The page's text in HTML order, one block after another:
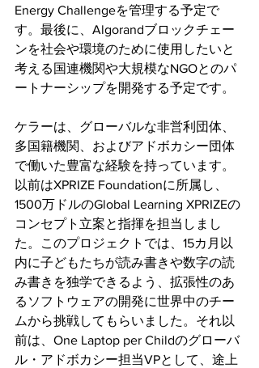
Energy Challengeを管理する予定で
す。最後に、Algorandブロックチェー
ンを社会や環境のために使用したいと
考える国連機関や大規模なNGOとのパ
ートナーシップを開発する予定です。
ケラーは、グローバルな非営利団体、
多国籍機関、およびアドボカシー団体
で働いた豊富な経験を持っています。
以前はXPRIZE Foundationに所属し、
1500万ドルのGlobal Learning XPRIZEの
コンセプト立案と指揮を担当しまし
た。このプロジェクトでは、15カ月以
内に子どもたちが読み書きや数字の読
み書きを独学できるよう、拡張性のあ
るソフトウェアの開発に世界中のチー
ムから挑戦してもらいました。それ以
前は、One Laptop per Childのグローバ
ル・アドボカシー担当VPとして、途上